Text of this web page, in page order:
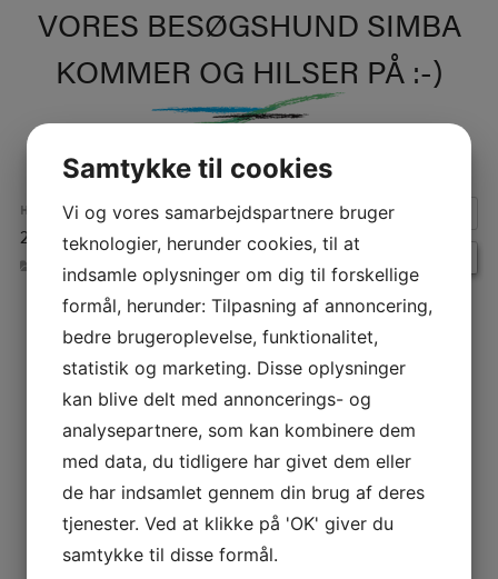
VORES BESØGSHUND SIMBA
KOMMER OG HILSER PÅ :-)
HVORNÅR:
29. juni 2026 kl. 10:30 – 12:00 Repeats
BEGIVENHEDER
INDLÆGSNAVIGATION
Samtykke til cookies
Vi og vores samarbejdspartnere bruger
teknologier, herunder cookies, til at
indsamle oplysninger om dig til forskellige
formål, herunder: Tilpasning af annoncering,
bedre brugeroplevelse, funktionalitet,
statistik og marketing. Disse oplysninger
kan blive delt med annoncerings- og
analysepartnere, som kan kombinere dem
med data, du tidligere har givet dem eller
de har indsamlet gennem din brug af deres
tjenester. Ved at klikke på 'OK' giver du
samtykke til disse formål.